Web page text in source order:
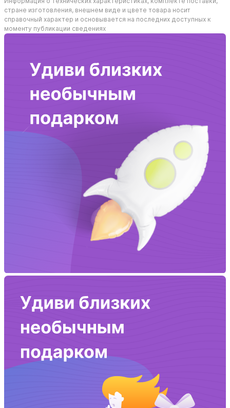
стране изготовления, внешнем виде и цвете товара носит
справочный характер и основывается на последних доступных к
моменту публикации сведениях